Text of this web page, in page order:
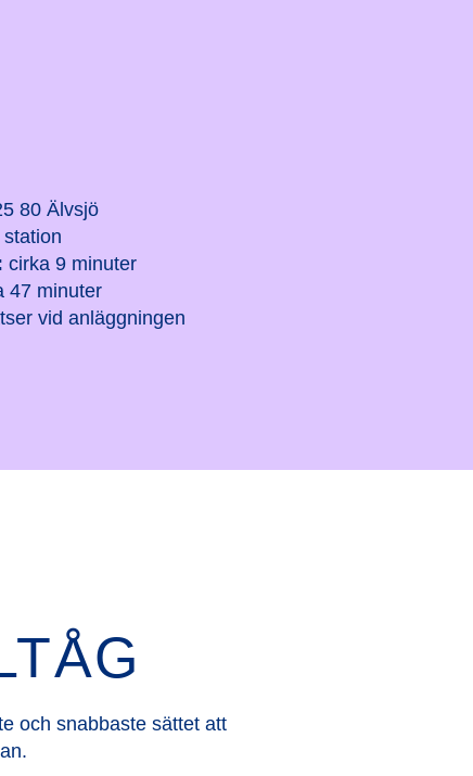
80 Älvsjö
cirka 9 minuter
47 minuter
vid anläggningen
och snabbaste sättet att